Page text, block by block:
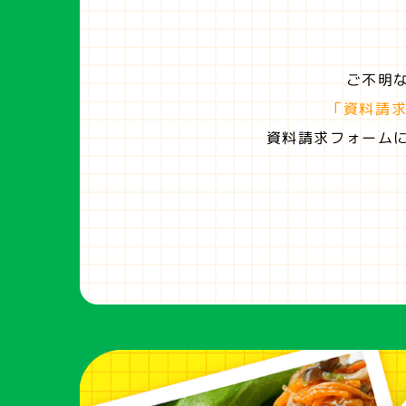
ご不明
「資料請
資料請求フォーム